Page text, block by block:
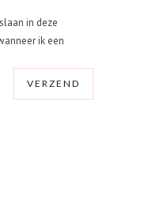
in deze
ik een